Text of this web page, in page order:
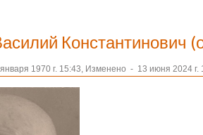
Константинович
1970 г. 15:43, Изменено - 13 июня 2024 г.